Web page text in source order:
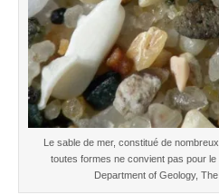
Le sable de mer, constitué de
toutes formes ne convient pas pour le
Department of Geology,